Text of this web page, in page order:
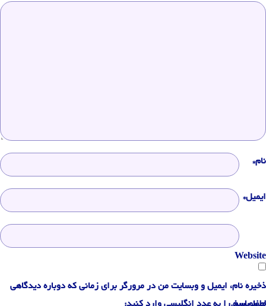
نام*
ایمیل*
Website
ذخیره نام، ایمیل و وبسایت من در مرورگر برای زمانی که دوباره دیدگاهی